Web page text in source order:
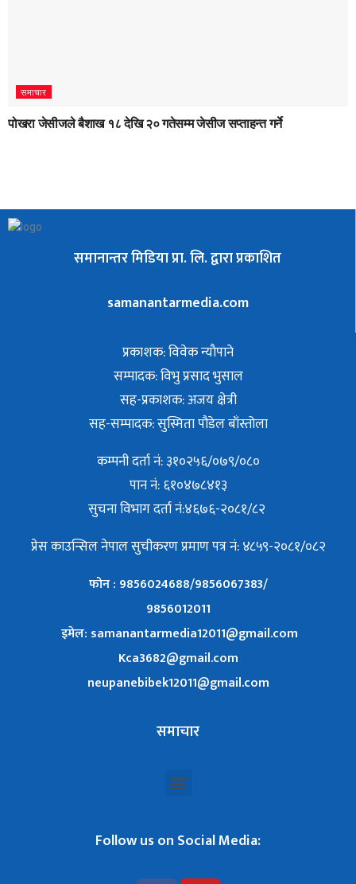
समाचार
पोखरा जेसीजले बैशाख १८ देखि २० गतेसम्म जेसीज सप्ताहन्त गर्ने
समानान्तर मिडिया प्रा. लि. द्वारा प्रकाशित
samanantarmedia.com
प्रकाशक: विवेक न्याैपाने
सम्पादक: विभु प्रसाद भुसाल
सह-प्रकाशक: अजय क्षेत्री
सह-सम्पादक: सुस्मिता पौडेल बाँस्तोला
कम्पनी दर्ता नं: ३१०२५६/०७९/०८०
पान नं: ६१०४७८४१३
सुचना विभाग दर्ता नं:४६७६-२०८१/८२
प्रेस काउन्सिल नेपाल सुचीकरण प्रमाण पत्र नं: ४८५९-२०८१/०८२
फोन : 9856024688/9856067383/
9856012011
इमेल: samanantarmedia12011@gmail.com
Kca3682@gmail.com
neupanebibek12011@gmail.com
समाचार
Follow us on Social Media: